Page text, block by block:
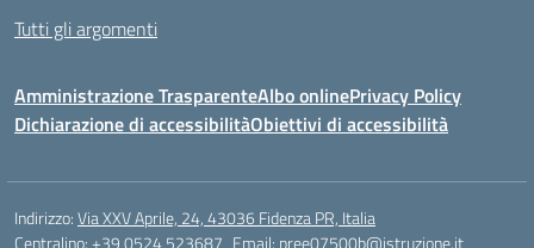
Tutti gli argomenti
Amministrazione TrasparenteAlbo onlinePrivacy Policy
Dichiarazione di accessibilitàObiettivi di accessibilità
Indirizzo:Via XXV Aprile, 24, 43036 Fidenza PR, Italia
Centralino:+39 0524 523687 Email: pree07500b@istruzione.it